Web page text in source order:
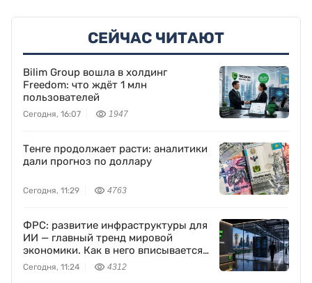
СЕЙЧАС ЧИТАЮТ
Bilim Group вошла в холдинг
Freedom: что ждёт 1 млн
пользователей
Сегодня, 16:07 1947
Тенге продолжает расти: аналитики
дали прогноз по доллару
Сегодня, 11:29 4763
ФРС: развитие инфраструктуры для
ИИ — главный тренд мировой
экономики. Как в него вписывается
Freedom Holding Corp.
Сегодня, 11:24 4312